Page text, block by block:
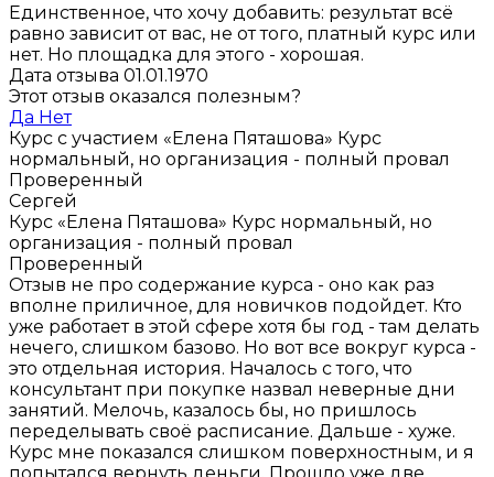
Единственное, что хочу добавить: результат всё
равно зависит от вас, не от того, платный курс или
нет. Но площадка для этого - хорошая.
Дата отзыва 01.01.1970
Этот отзыв оказался полезным?
Да Нет
Курс с участием «Елена Пяташова» Курс
нормальный, но организация - полный провал
Проверенный
Сергей
Курс «Елена Пяташова» Курс нормальный, но
организация - полный провал
Проверенный
Отзыв не про содержание курса - оно как раз
вполне приличное, для новичков подойдет. Кто
уже работает в этой сфере хотя бы год - там делать
нечего, слишком базово. Но вот все вокруг курса -
это отдельная история. Началось с того, что
консультант при покупке назвал неверные дни
занятий. Мелочь, казалось бы, но пришлось
переделывать своё расписание. Дальше - хуже.
Курс мне показался слишком поверхностным, и я
попытался вернуть деньги. Прошло уже две